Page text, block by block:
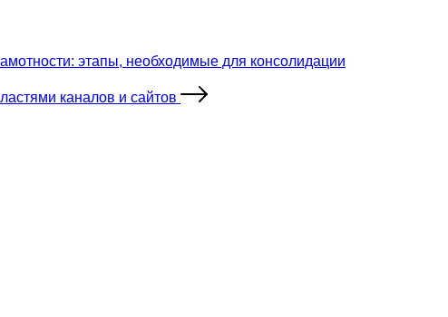
этапы, необходимые для консолидации
каналов и сайтов